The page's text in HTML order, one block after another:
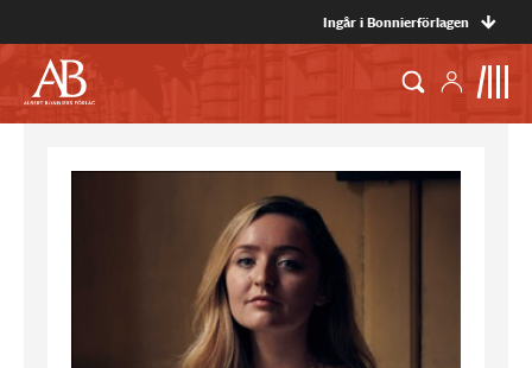
Ingår i Bonnierförlagen